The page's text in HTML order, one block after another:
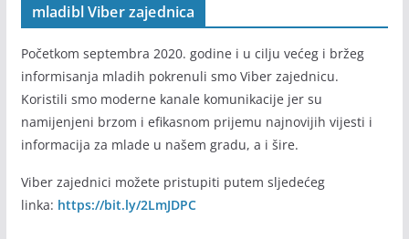
mladibl Viber zajednica
Početkom septembra 2020. godine i u cilju većeg i bržeg
informisanja mladih pokrenuli smo Viber zajednicu.
Koristili smo moderne kanale komunikacije jer su
namijenjeni brzom i efikasnom prijemu najnovijih vijesti i
informacija za mlade u našem gradu, a i šire.
Viber zajednici možete pristupiti putem sljedećeg
linka: https://bit.ly/2LmJDPC